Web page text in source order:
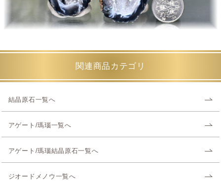
関連商品カテゴリ
結晶原石一覧へ
アゲート/瑪瑙一覧へ
アゲート/瑪瑙結晶原石一覧へ
ジオードメノウ一覧へ